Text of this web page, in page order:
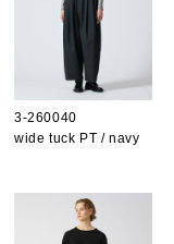
3-260040
wide tuck PT / navy